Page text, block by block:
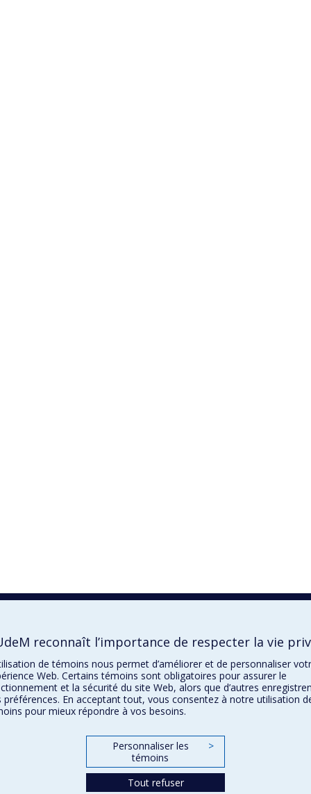
reconnaît l’importance de respecter la vie
de témoins nous permet d’améliorer et de personnaliser
Web. Certains témoins sont obligatoires pour assurer le
et la sécurité du site Web, alors que d’autres
préférences. En acceptant tout, vous consentez à notre utilisation
pour mieux répondre à vos besoins.
Personnaliser les
témoins
>
Tout refuser